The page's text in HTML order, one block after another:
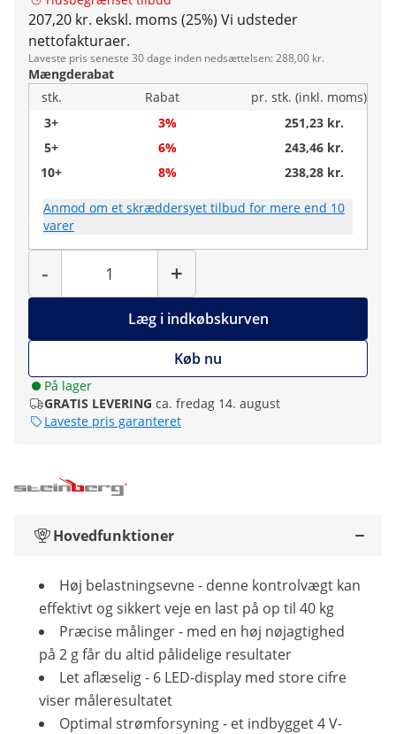
207,20 kr. ekskl. moms (25%) Vi udsteder
nettofakturaer.
Laveste pris seneste 30 dage inden nedsættelsen: 288,00 kr.
Mængderabat
stk.
Rabat
pr. stk. (inkl. moms)
3+
3%
251,23 kr.
5+
6%
243,46 kr.
10+
8% 238,28 kr.
Anmod om et skræddersyet tilbud for mere end 10
varer
-
Antal
+
Læg i indkøbskurven
Køb nu
På lager
GRATIS LEVERING ca. fredag 14. august
Laveste pris garanteret
Hovedfunktioner
Høj belastningsevne - denne kontrolvægt kan
effektivt og sikkert veje en last på op til 40 kg
Præcise målinger - med en høj nøjagtighed
på 2 g får du altid pålidelige resultater
Let aflæselig - 6 LED-display med store cifre
viser måleresultatet
Optimal strømforsyning - et indbygget 4 V-